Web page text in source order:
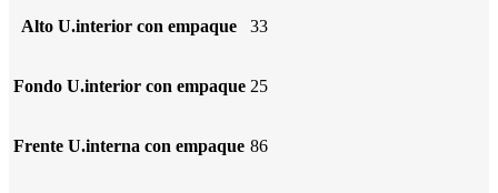
Alto U.interior con empaque 33
Fondo U.interior con empaque 25
Frente U.interna con empaque 86